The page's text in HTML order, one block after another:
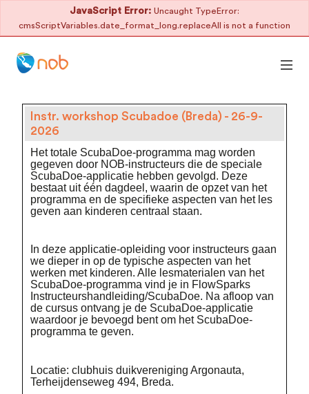
JavaScript Error: Uncaught TypeError:
cmsScriptVariables.date_format_long.replaceAll is not a function
Instr. workshop Scubadoe (Breda) - 26-9-
2026
Het totale ScubaDoe-programma mag worden
gegeven door NOB-instructeurs die de speciale
ScubaDoe-applicatie hebben gevolgd. Deze
bestaat uit één dagdeel, waarin de opzet van het
programma en de specifieke aspecten van het les
geven aan kinderen centraal staan.
In deze applicatie-opleiding voor instructeurs gaan
we dieper in op de typische aspecten van het
werken met kinderen. Alle lesmaterialen van het
ScubaDoe-programma vind je in FlowSparks
Instructeurshandleiding/ScubaDoe. Na afloop van
de cursus ontvang je de ScubaDoe-applicatie
waardoor je bevoegd bent om het ScubaDoe-
programma te geven.
Locatie: clubhuis duikvereniging Argonauta,
Terheijdenseweg 494, Breda.